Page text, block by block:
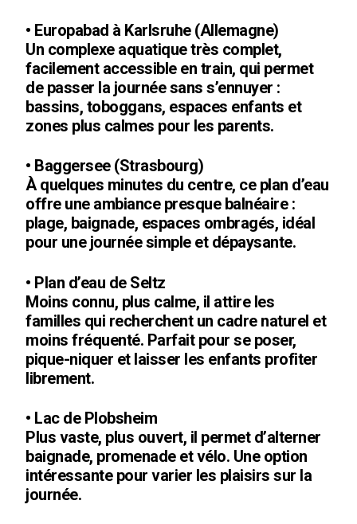
• Europabad à Karlsruhe (Allemagne)
Un complexe aquatique très complet,
facilement accessible en train, qui permet
de passer la journée sans s’ennuyer :
bassins, toboggans, espaces enfants et
zones plus calmes pour les parents.
• Baggersee (Strasbourg)
À quelques minutes du centre, ce plan d’eau
offre une ambiance presque balnéaire :
plage, baignade, espaces ombragés, idéal
pour une journée simple et dépaysante.
• Plan d’eau de Seltz
Moins connu, plus calme, il attire les
familles qui recherchent un cadre naturel et
moins fréquenté. Parfait pour se poser,
pique-niquer et laisser les enfants profiter
librement.
• Lac de Plobsheim
Plus vaste, plus ouvert, il permet d’alterner
baignade, promenade et vélo. Une option
intéressante pour varier les plaisirs sur la
journée.